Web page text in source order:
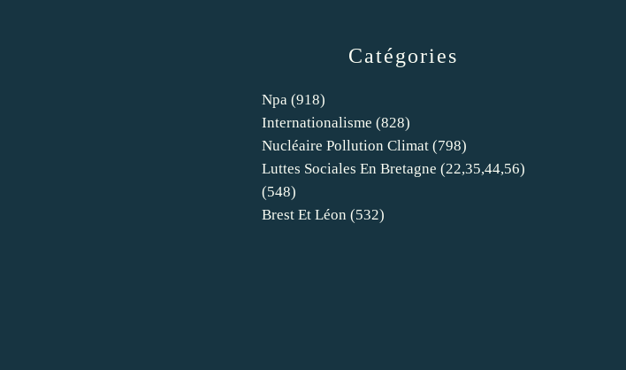
Catégories
Npa (918)
Internationalisme (828)
Nucléaire Pollution Climat (798)
Luttes Sociales En Bretagne (22,35,44,56)
(548)
Brest Et Léon (532)